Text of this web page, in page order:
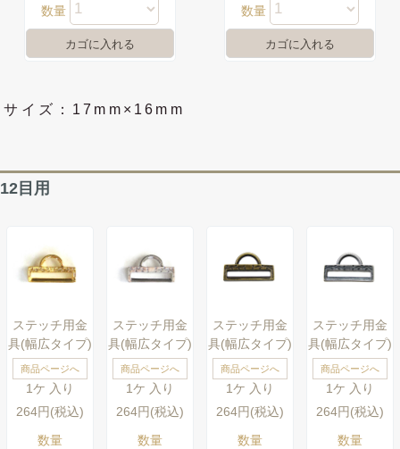
数量 数量
サイズ：17mm×16mm
12目用
ステッチ用金
具(幅広タイプ)
商品ページへ
1ケ 入り
264円(税込)
数量
ステッチ用金
具(幅広タイプ)
商品ページへ
1ケ 入り
264円(税込)
数量
ステッチ用金
具(幅広タイプ)
商品ページへ
1ケ 入り
264円(税込)
数量
ステッチ用金
具(幅広タイプ)
商品ページへ
1ケ 入り
264円(税込)
数量